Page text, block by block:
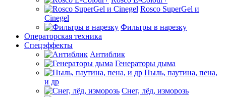
Rosco SuperGel и
Cinegel
Фильтры в нарезку
Операторская техника
Спецэффекты
Антиблик
Генераторы дыма
Пыль, паутина, пена,
и др
Снег, лёд, изморозь